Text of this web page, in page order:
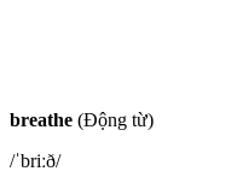
breathe (Động từ)
/ˈbriːð/